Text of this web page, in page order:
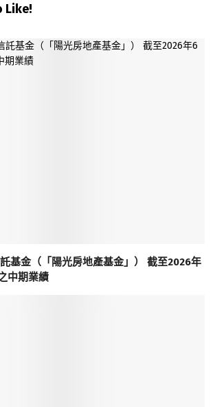
Like!
基金（「陽光房地產基金」） 截至2026年
中期業績